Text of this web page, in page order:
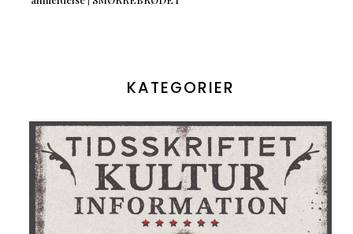
KATEGORIER